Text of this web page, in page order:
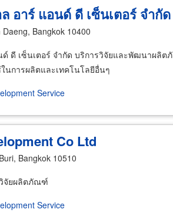
อาร์ แอนด์ ดี เซ็นเตอร์ จำกัด
Bangkok 10400
ด์ ดี เซ็นเตอร์ จำกัด บริการวิจัยและพัฒนาผ
การผลิตและเทคโนโลยีอื่นๆ
Service
Co Ltd
Bangkok 10510
จัยผลิตภัณฑ์
Service